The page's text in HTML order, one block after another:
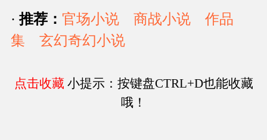
· 推荐： 官场小说 商战小说
作品
集
玄幻奇幻小说
点击收藏 小提示：按键盘CTRL+D也能收藏
哦！